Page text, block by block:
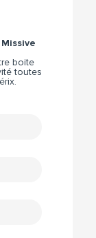
boite
toutes